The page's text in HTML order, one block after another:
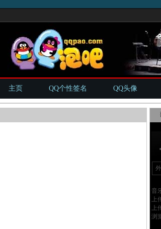
主页 QQ个性签名 QQ头像
音
上
浏